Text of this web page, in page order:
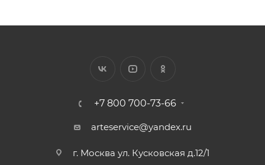
+7 800 700-73-66
arteservice@yandex.ru
г. Москва ул. Кусковская д.12/1